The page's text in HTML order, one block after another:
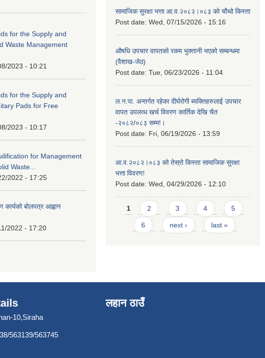
for the Supply and
Waste Management
2023 - 10:21
for the Supply and
Pads for Free
2023 - 10:17
for Management
Waste...
2022 - 17:25
कार्यको बोलपत्र आह्वान
2022 - 17:20
सामाजिक सुरक्षा भत्ता आ.व.२०८२।०८३ को चौथो किस्ता
Post date: Wed, 07/15/2026 - 15:16
औषधि उपचार वापतको रकम भुक्तानी भएको सम्बन्धमा
(वैशाख-जेठ)
Post date: Tue, 06/23/2026 - 11:04
ल.न.पा. अन्तर्गत रहेका दीर्घरोगी ब्यक्तिहरुलाई उपचार
वापत उपलव्ध खर्च विवरण कार्तिक देखि चैत
-२०८२/०८३ सम्म!।
Post date: Fri, 06/19/2026 - 13:59
आ.व.२०८२।०८३ को तेस्रो किस्ता सामाजिक सुरक्षा
भत्ता विवरण!
Post date: Wed, 04/29/2026 - 12:10
Pages
1 2 3 4 5
6 next › last »
10,Siraha
563139/563745
लहान ठाउँ